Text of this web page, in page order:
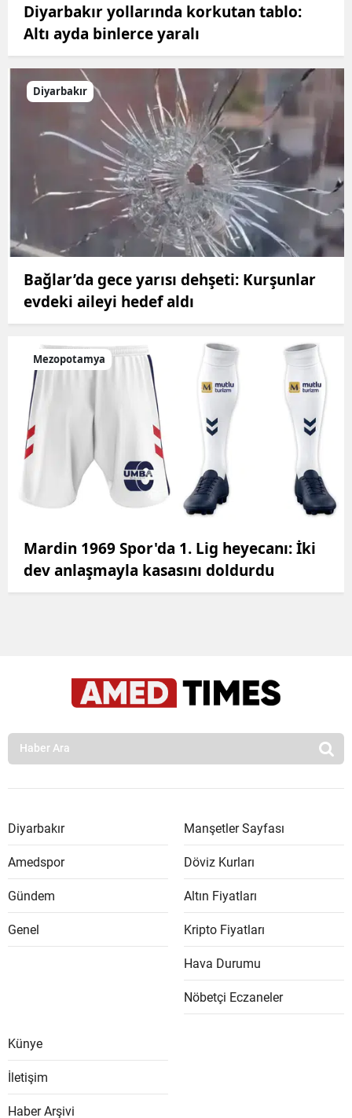
Diyarbakır yollarında korkutan tablo:
Altı ayda binlerce yaralı
Diyarbakır
Bağlar’da gece yarısı dehşeti: Kurşunlar
evdeki aileyi hedef aldı
Mezopotamya
Mardin 1969 Spor'da 1. Lig heyecanı: İki
dev anlaşmayla kasasını doldurdu
Diyarbakır
Amedspor
Gündem
Genel
Manşetler Sayfası
Döviz Kurları
Altın Fiyatları
Kripto Fiyatları
Hava Durumu
Nöbetçi Eczaneler
Künye
İletişim
Haber Arşivi